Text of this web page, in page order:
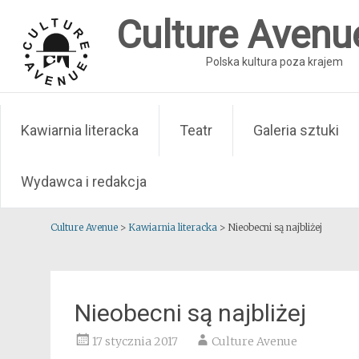
content
Culture
Polska kultura poza krajem
Kawiarnia literacka Teatr Galeria sztuki
Wydawca i redakcja
Culture Avenue > Kawiarnia literacka > Nieobecni są najbliżej
Nieobecni są najbliżej
17 stycznia 2017 Culture Avenue